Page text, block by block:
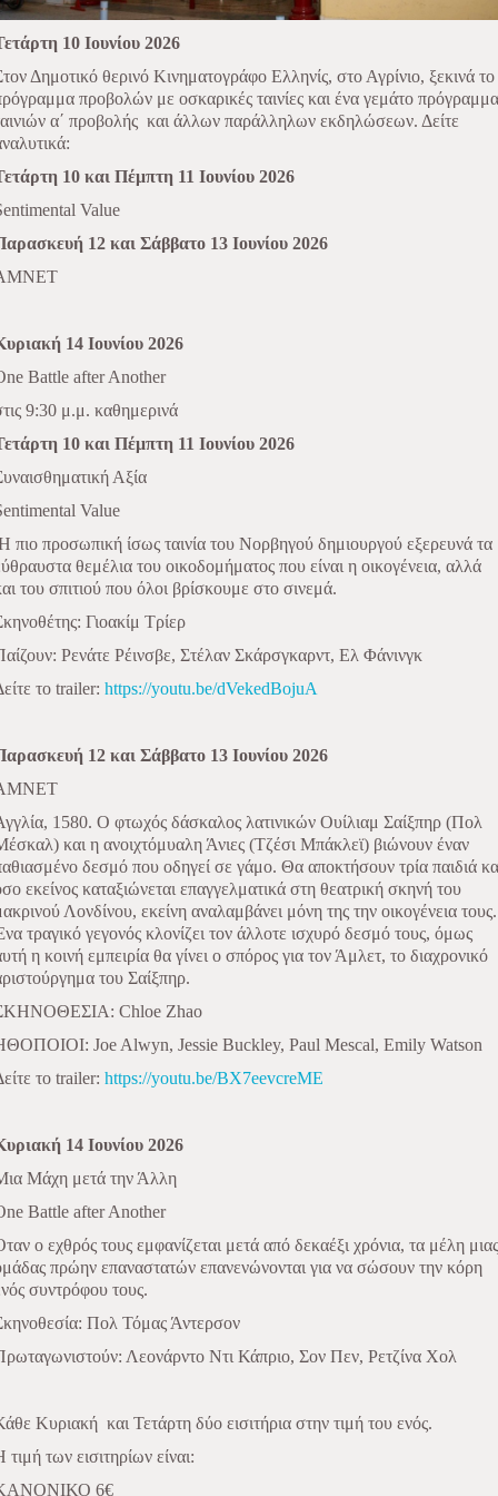
10 Ιουνίου 2026
Δημοτικό θερινό Κινηματογράφο Ελληνίς, στο Αγρίνιο, ξεκινά το
προβολών με οσκαρικές ταινίες και ένα γεμάτο πρόγραμμα
α΄ προβολής και άλλων παράλληλων εκδηλώσεων. Δείτε
10 και Πέμπτη 11 Ιουνίου 2026
Value
12 και Σάββατο 13 Ιουνίου 2026
14 Ιουνίου 2026
Battle after Another
9:30 μ.μ. καθημερινά
10 και Πέμπτη 11 Ιουνίου 2026
Αξία
Value
πιο προσωπική ίσως ταινία του Νορβηγού δημιουργού εξερευνά τα
θεμέλια του οικοδομήματος που είναι η οικογένεια, αλλά
του σπιτιού που όλοι βρίσκουμε στο σινεμά.
Γιοακίμ Τρίερ
Ρενάτε Ρέινσβε, Στέλαν Σκάρσγκαρντ, Ελ Φάνινγκ
το trailer: https://youtu.be/dVekedBojuA
12 και Σάββατο 13 Ιουνίου 2026
1580. Ο φτωχός δάσκαλος λατινικών Ουίλιαμ Σαίξπηρ (Πολ
και η ανοιχτόμυαλη Άνιες (Τζέσι Μπάκλεϊ) βιώνουν έναν
δεσμό που οδηγεί σε γάμο. Θα αποκτήσουν τρία παιδιά
εκείνος καταξιώνεται επαγγελματικά στη θεατρική σκηνή του
Λονδίνου, εκείνη αναλαμβάνει μόνη της την οικογένεια τους.
τραγικό γεγονός κλονίζει τον άλλοτε ισχυρό δεσμό τους, όμως
η κοινή εμπειρία θα γίνει ο σπόρος για τον Άμλετ, το διαχρονικό
του Σαίξπηρ.
Chloe Zhao
Joe Alwyn, Jessie Buckley, Paul Mescal, Emily Watson
το trailer: https://youtu.be/BX7eevcreME
14 Ιουνίου 2026
Μάχη μετά την Άλλη
Battle after Another
ο εχθρός τους εμφανίζεται μετά από δεκαέξι χρόνια, τα μέλη μιας
πρώην επαναστατών επανενώνονται για να σώσουν την κόρη
συντρόφου τους.
Πολ Τόμας Άντερσον
Λεονάρντο Ντι Κάπριο, Σον Πεν, Ρετζίνα Χολ
Κυριακή και Τετάρτη δύο εισιτήρια στην τιμή του ενός.
τιμή των εισιτηρίων είναι:
6€